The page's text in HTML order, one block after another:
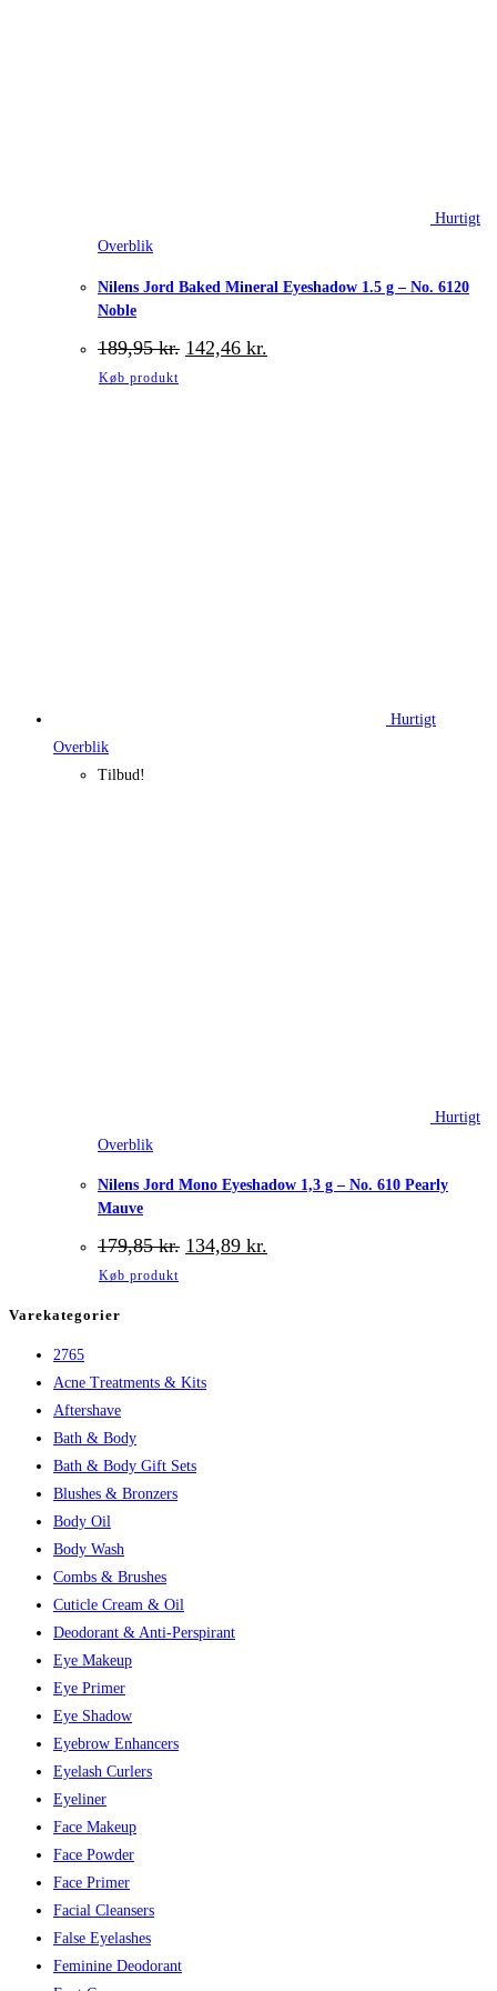
Hurtigt
Overblik
Nilens Jord Baked Mineral Eyeshadow 1.5 g – No. 6120
Noble
189,95kr. Den
oprindelige
142,46 kr.
aktuelle
Køb produkt
Hurtigt
Overblik
Tilbud!
Hurtigt
Overblik
Nilens Jord Mono Eyeshadow 1,3 g – No. 610 Pearly
Mauve
179,85kr. Den
oprindelige
134,89 kr.
aktuelle
Køb produkt
Varekategorier
2765
Acne Treatments & Kits
Aftershave
Bath & Body
Bath & Body Gift Sets
Blushes & Bronzers
Body Oil
Body Wash
Combs & Brushes
Cuticle Cream & Oil
Deodorant & Anti-Perspirant
Eye Makeup
Eye Primer
Eye Shadow
Eyebrow Enhancers
Eyelash Curlers
Eyeliner
Face Makeup
Face Powder
Face Primer
Facial Cleansers
False Eyelashes
Feminine Deodorant